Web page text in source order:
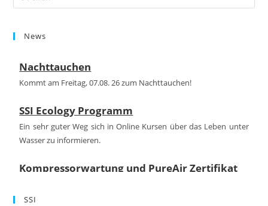
News
Nachttauchen
Kommt am Freitag, 07.08. 26 zum Nachttauchen!
SSI Ecology Programm
Ein sehr guter Weg sich in Online Kursen über das Leben unter
Wasser zu informieren.
Kompressorwartung und PureAir Zertifikat
lassend das Qualitätszertifikat PureAir erhalten.
SSI